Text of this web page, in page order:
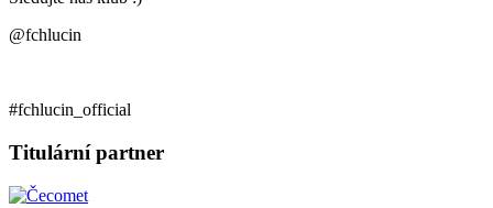
@fchlucin
#fchlucin_official
Titulární partner